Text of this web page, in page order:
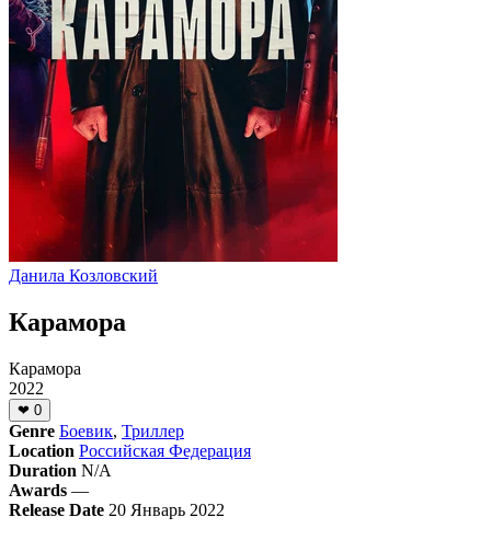
Данила Козловский
Карамора
Карамора
2022
❤ 0
Genre Боевик, Триллер
Location Российская Федерация
Duration N/A
Awards —
Release Date 20 Январь 2022